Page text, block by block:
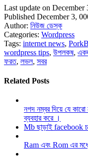
Last update on December
Published December 3,
Author: নিউজ ডেস্ক
Categories: Wordpress
Tags: internet news,
wordpress tips, উপলকষ,
ফরত, লভল, সবর
Related Posts
নগদ নম্বর দিয়ে যে
ব্যবহার করে ।
Mb ছাড়াই facebook
Ram এবং Rom এর